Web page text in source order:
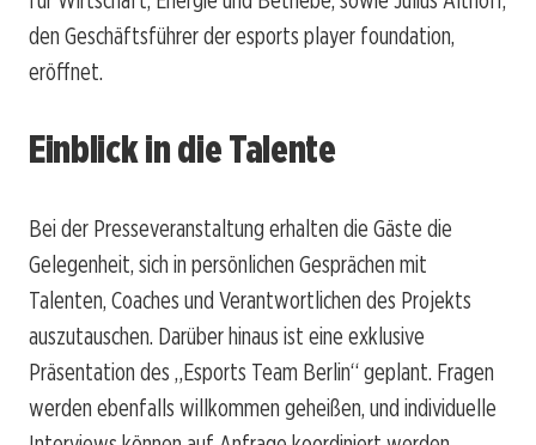
den Geschäftsführer der esports player foundation,
eröffnet.
Einblick in die Talente
Bei der Presseveranstaltung erhalten die Gäste die
Gelegenheit, sich in persönlichen Gesprächen mit
Talenten, Coaches und Verantwortlichen des Projekts
auszutauschen. Darüber hinaus ist eine exklusive
Präsentation des „Esports Team Berlin“ geplant. Fragen
werden ebenfalls willkommen geheißen, und individuelle